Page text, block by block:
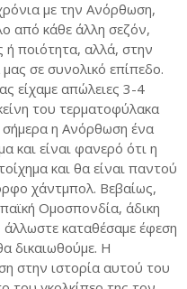
με την Ανόρθωση,
από κάθε άλλη σεζόν,
ποιότητα, αλλά, στην
σε συνολικό επίπεδο.
είχαμε απώλειες 3-4
του τερματοφύλακα
σήμερα η Ανόρθωση ένα
και είναι φανερό ότι η
και θα είναι παντού
χάντμπολ. Βεβαίως,
Ομοσπονδία, άδικη
καταθέσαμε έφεση
δικαιωθούμε. Η
στην ιστορία αυτού του